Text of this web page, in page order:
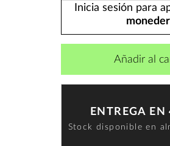
Inicia sesión para
Añadir al
ENTREGA
Stock disponible en